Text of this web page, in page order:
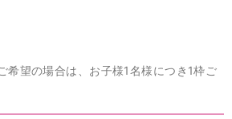
希望の場合は、お子様1名様につき1枠ご